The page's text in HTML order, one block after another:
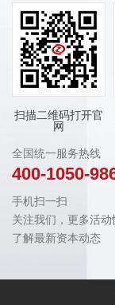
扫描二维码打开官
网
全国统一服务热线
400-1050-
手机扫一扫
关注我们，更多活
了解最新资本动态